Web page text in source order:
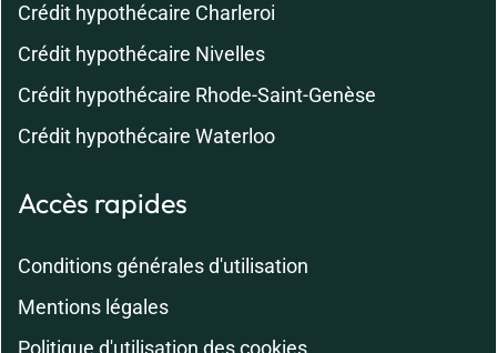
Crédit hypothécaire Charleroi
Crédit hypothécaire Nivelles
Crédit hypothécaire Rhode-Saint-Genèse
Crédit hypothécaire Waterloo
Accès rapides
Conditions générales d'utilisation
Mentions légales